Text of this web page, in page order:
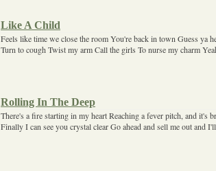
Like A Child
Feels like time we close the room You're back in town Guess ya
Turn to cough Twist my arm Call the girls To nurse my charm
Rolling In The Deep
There's a fire starting in my heart Reaching a fever pitch, and it's
Finally I can see you crystal clear Go ahead and sell me out and I'll